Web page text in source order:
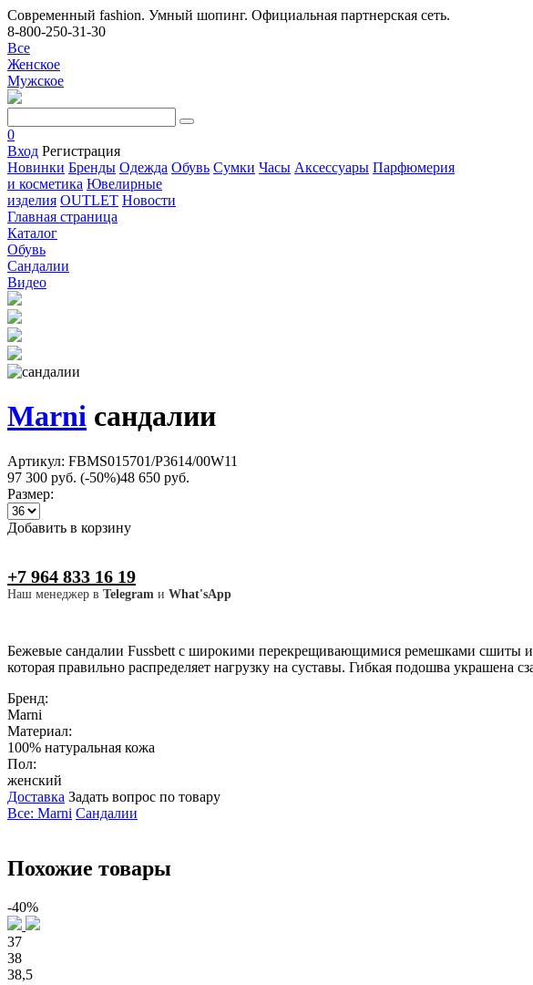
Современный fashion. Умный шопинг. Официальная партнерская сеть.
8-800-250-31-30
Все
Женское
Мужское
0
Вход Регистрация
Новинки Бренды Одежда Обувь Сумки Часы Аксессуары Парфюмерия
и косметика Ювелирные
изделия OUTLET Новости
Главная страница
Каталог
Обувь
Сандалии
Видео
Marni сандалии
Артикул: FBMS015701/P3614/00W11
97 300 руб. (-50%)48 650 руб.
Размер:
Добавить в корзину
+7 964 833 16 19
Наш менеджер в Telegram и What'sApp
Бежевые сандалии Fussbett с широкими перекрещивающимися ремешками сшиты
которая правильно распределяет нагрузку на суставы. Гибкая подошва украшена
Бренд:
Marni
Материал:
100% натуральная кожа
Пол:
женский
Доставка Задать вопрос по товару
Все: Marni Сандалии
Похожие товары
-40%
37
38
38,5